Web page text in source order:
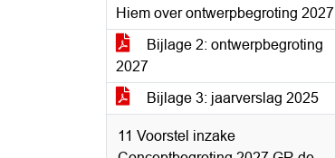
Hiem over ontwerpbegroting 2027
Bijlage 2: ontwerpbegroting
2027
Bijlage 3: jaarverslag 2025
11 Voorstel inzake